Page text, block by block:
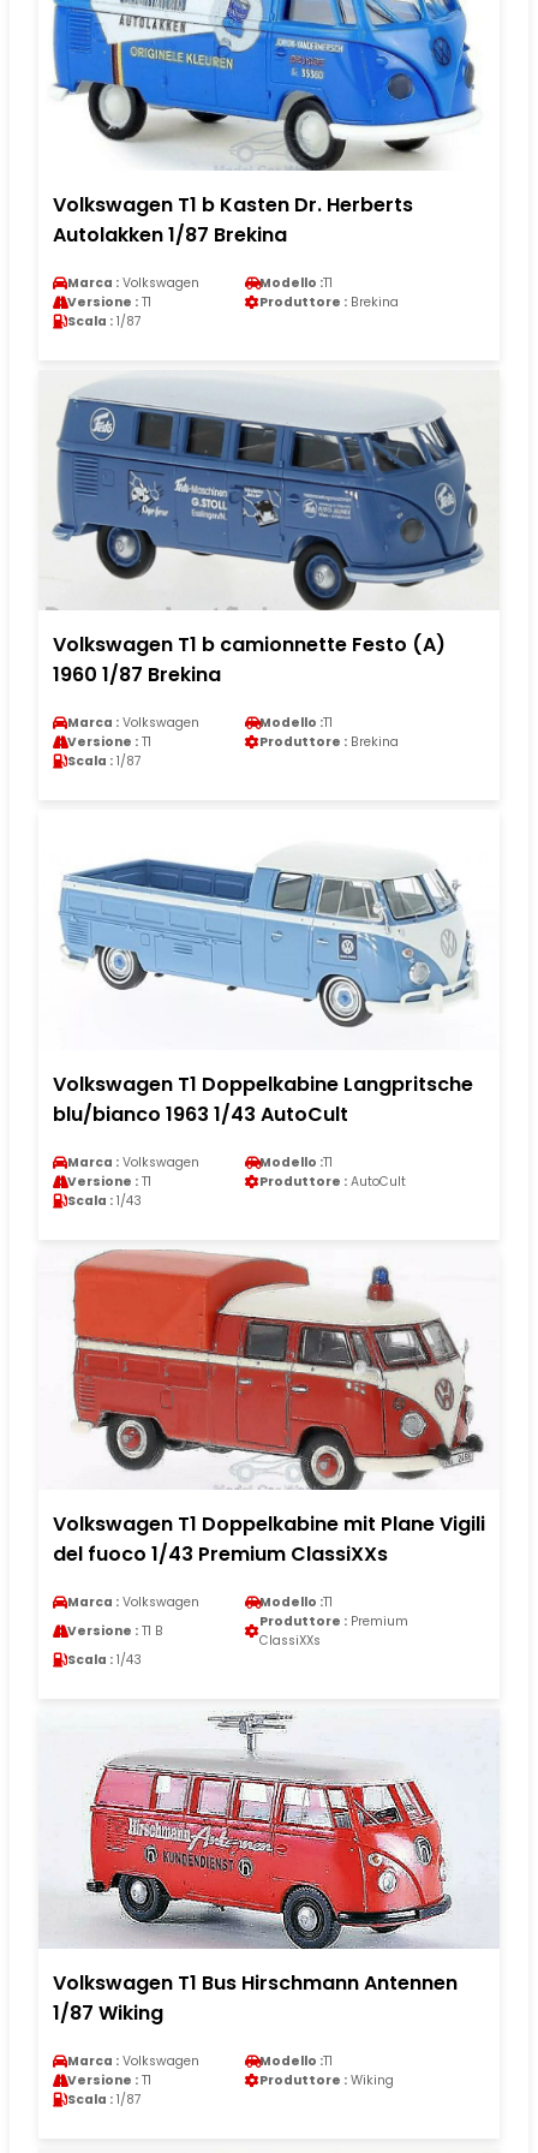
Volkswagen T1 b Kasten Dr. Herberts
Autolakken 1/87 Brekina
Marca : Volkswagen Modello :T1
Versione : T1 Produttore : Brekina
Scala : 1/87
Volkswagen T1 b camionnette Festo (A)
1960 1/87 Brekina
Marca : Volkswagen Modello :T1
Versione : T1 Produttore : Brekina
Scala : 1/87
Volkswagen T1 Doppelkabine Langpritsche
blu/bianco 1963 1/43 AutoCult
Marca : Volkswagen Modello :T1
Versione : T1 Produttore : AutoCult
Scala : 1/43
Volkswagen T1 Doppelkabine mit Plane Vigili
del fuoco 1/43 Premium ClassiXXs
Marca : Volkswagen Modello :T1
Versione : T1 B
Produttore : Premium
ClassiXXs
Scala : 1/43
Volkswagen T1 Bus Hirschmann Antennen
1/87 Wiking
Marca : Volkswagen Modello :T1
Versione : T1 Produttore : Wiking
Scala : 1/87